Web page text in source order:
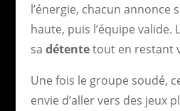
l’énergie, chacun annonce
haute, puis l’équipe valide.
sa détentetout en restant
Une fois le groupe soudé,
envie d’aller vers des jeux